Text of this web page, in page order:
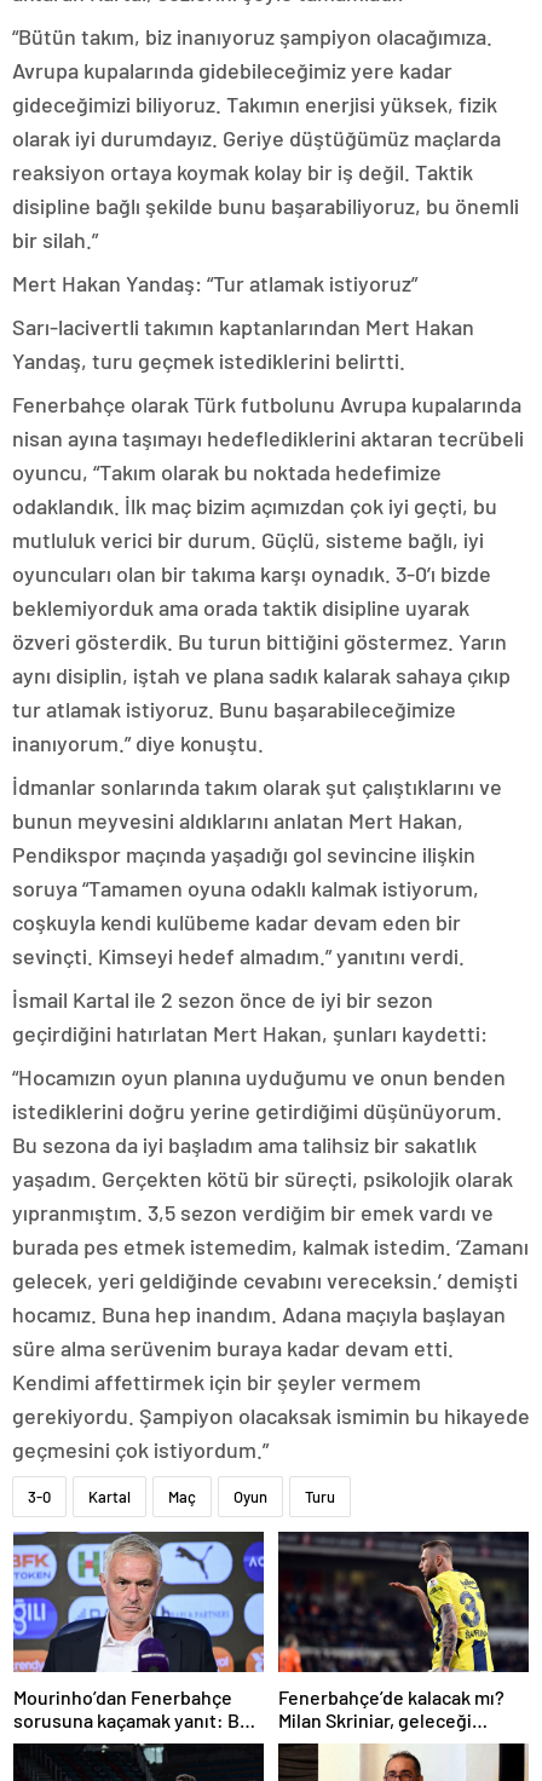
“Bütün takım, biz inanıyoruz şampiyon olacağımıza.
Avrupa kupalarında gidebileceğimiz yere kadar
gideceğimizi biliyoruz. Takımın enerjisi yüksek, fizik
olarak iyi durumdayız. Geriye düştüğümüz maçlarda
reaksiyon ortaya koymak kolay bir iş değil. Taktik
disipline bağlı şekilde bunu başarabiliyoruz, bu önemli
bir silah.”
Mert Hakan Yandaş: “Tur atlamak istiyoruz”
Sarı-lacivertli takımın kaptanlarından Mert Hakan
Yandaş, turu geçmek istediklerini belirtti.
Fenerbahçe olarak Türk futbolunu Avrupa kupalarında
nisan ayına taşımayı hedeflediklerini aktaran tecrübeli
oyuncu, “Takım olarak bu noktada hedefimize
odaklandık. İlk maç bizim açımızdan çok iyi geçti, bu
mutluluk verici bir durum. Güçlü, sisteme bağlı, iyi
oyuncuları olan bir takıma karşı oynadık. 3-0’ı bizde
beklemiyorduk ama orada taktik disipline uyarak
özveri gösterdik. Bu turun bittiğini göstermez. Yarın
aynı disiplin, iştah ve plana sadık kalarak sahaya çıkıp
tur atlamak istiyoruz. Bunu başarabileceğimize
inanıyorum.” diye konuştu.
İdmanlar sonlarında takım olarak şut çalıştıklarını ve
bunun meyvesini aldıklarını anlatan Mert Hakan,
Pendikspor maçında yaşadığı gol sevincine ilişkin
soruya “Tamamen oyuna odaklı kalmak istiyorum,
coşkuyla kendi kulübeme kadar devam eden bir
sevinçti. Kimseyi hedef almadım.” yanıtını verdi.
İsmail Kartal ile 2 sezon önce de iyi bir sezon
geçirdiğini hatırlatan Mert Hakan, şunları kaydetti:
“Hocamızın oyun planına uyduğumu ve onun benden
istediklerini doğru yerine getirdiğimi düşünüyorum.
Bu sezona da iyi başladım ama talihsiz bir sakatlık
yaşadım. Gerçekten kötü bir süreçti, psikolojik olarak
yıpranmıştım. 3,5 sezon verdiğim bir emek vardı ve
burada pes etmek istemedim, kalmak istedim. ‘Zamanı
gelecek, yeri geldiğinde cevabını vereceksin.’ demişti
hocamız. Buna hep inandım. Adana maçıyla başlayan
süre alma serüvenim buraya kadar devam etti.
Kendimi affettirmek için bir şeyler vermem
gerekiyordu. Şampiyon olacaksak ismimin bu hikayede
geçmesini çok istiyordum.”
3-0 Kartal Maç Oyun Turu
Mourinho’dan Fenerbahçe
sorusuna kaçamak yanıt: Bu
soruyu anlamadım
Fenerbahçe’de kalacak mı?
Milan Skriniar, geleceği
hakkında konuştu